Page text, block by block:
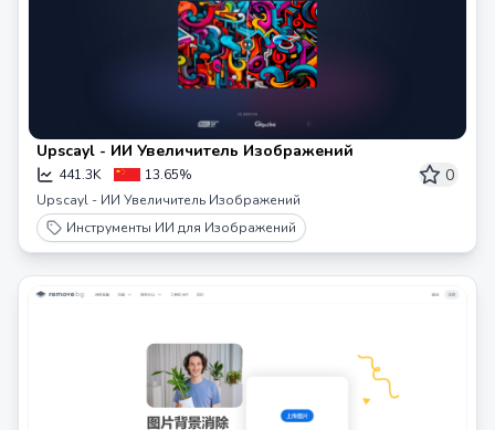
Upscayl - ИИ Увеличитель Изображений
441.3K 13.65% 0
Upscayl - ИИ Увеличитель Изображений
Инструменты ИИ для Изображений